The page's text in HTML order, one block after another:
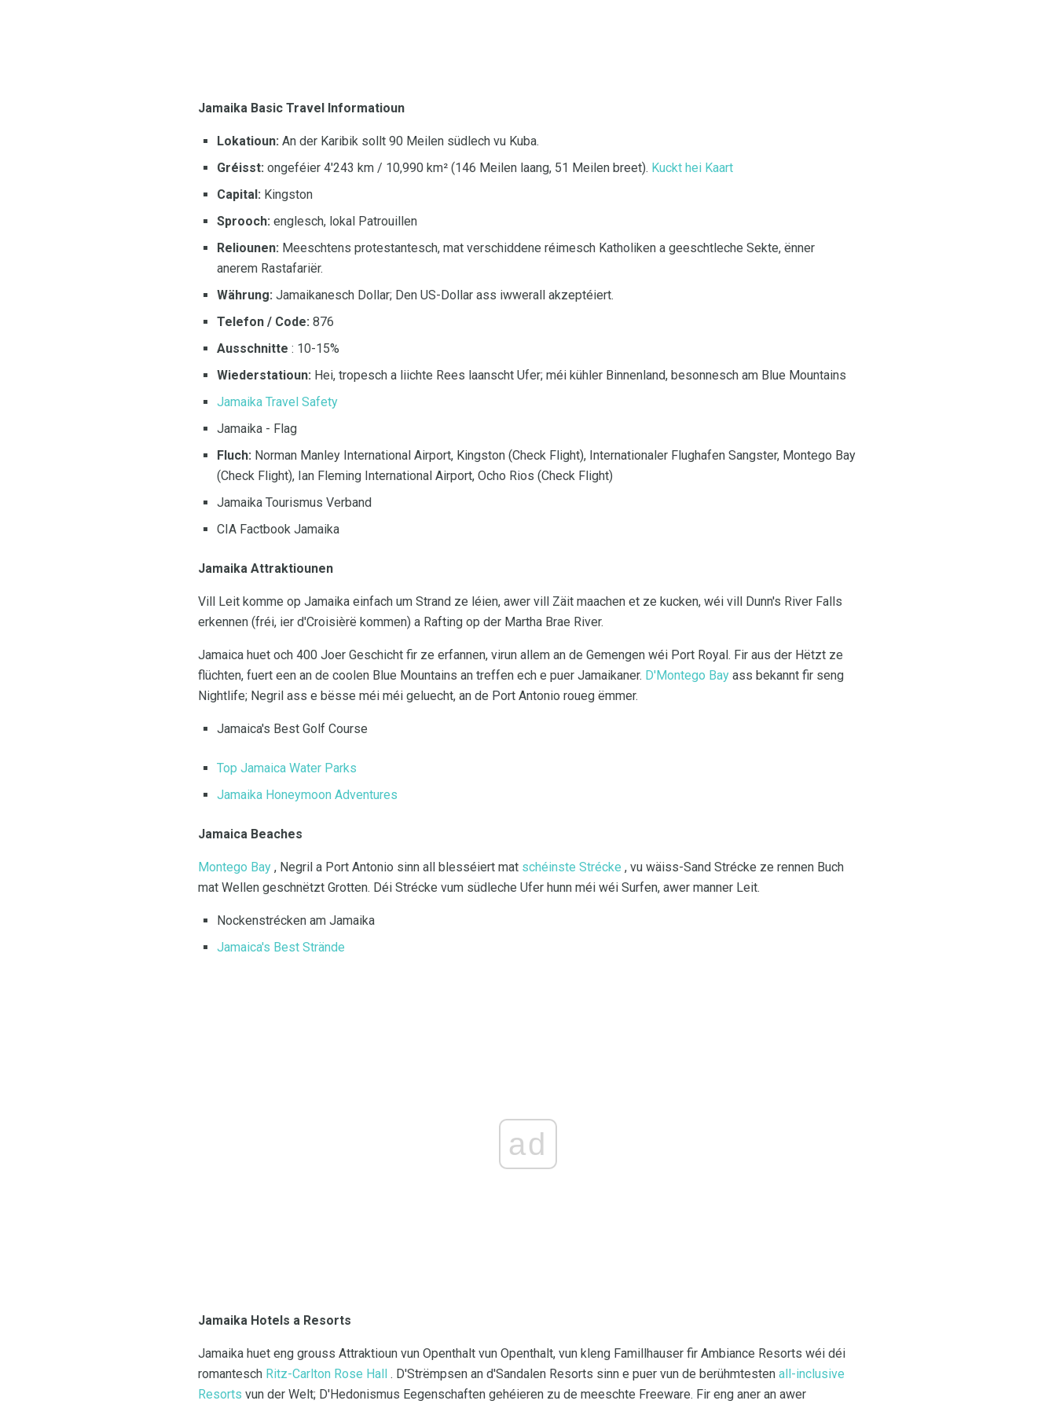
Jamaika Basic Travel Informatioun
Lokatioun: An der Karibik sollt 90 Meilen südlech vu Kuba.
Gréisst: ongeféier 4'243 km / 10,990 km² (146 Meilen laang, 51 Meilen breet). Kuckt hei Kaart
Capital: Kingston
Sprooch: englesch, lokal Patrouillen
Reliounen: Meeschtens protestantesch, mat verschiddene réimesch Katholiken a geeschtleche Sekte, ënner
anerem Rastafariër.
Währung: Jamaikanesch Dollar; Den US-Dollar ass iwwerall akzeptéiert.
Telefon / Code: 876
Ausschnitte : 10-15%
Wiederstatioun: Hei, tropesch a liichte Rees laanscht Ufer; méi kühler Binnenland, besonnesch am Blue Mountains
Jamaika Travel Safety
Jamaika - Flag
Fluch: Norman Manley International Airport, Kingston (Check Flight), Internationaler Flughafen Sangster, Montego Bay
(Check Flight), Ian Fleming International Airport, Ocho Rios (Check Flight)
Jamaika Tourismus Verband
CIA Factbook Jamaika
Jamaika Attraktiounen
Vill Leit komme op Jamaika einfach um Strand ze léien, awer vill Zäit maachen et ze kucken, wéi vill Dunn's River Falls
erkennen (fréi, ier d'Croisièrë kommen) a Rafting op der Martha Brae River.
Jamaica huet och 400 Joer Geschicht fir ze erfannen, virun allem an de Gemengen wéi Port Royal. Fir aus der Hëtzt ze
flüchten, fuert een an de coolen Blue Mountains an treffen ech e puer Jamaikaner. D'Montego Bay ass bekannt fir seng
Nightlife; Negril ass e bësse méi méi geluecht, an de Port Antonio roueg ëmmer.
Jamaica's Best Golf Course
Top Jamaica Water Parks
Jamaika Honeymoon Adventures
Jamaica Beaches
Montego Bay , Negril a Port Antonio sinn all blesséiert mat schéinste Strécke , vu wäiss-Sand Strécke ze rennen Buch
mat Wellen geschnëtzt Grotten. Déi Strécke vum südleche Ufer hunn méi wéi Surfen, awer manner Leit.
Nockenstrécken am Jamaika
Jamaica's Best Strände
ad
Jamaika Hotels a Resorts
Jamaika huet eng grouss Attraktioun vun Openthalt vun Openthalt, vun kleng Famillhauser fir Ambiance Resorts wéi déi
romantesch Ritz-Carlton Rose Hall . D'Strëmpsen an d'Sandalen Resorts sinn e puer vun de berühmtesten all-inclusive
Resorts vun der Welt; D'Hedonismus Eegenschaften gehéieren zu de meeschte Freeware. Fir eng aner an awer